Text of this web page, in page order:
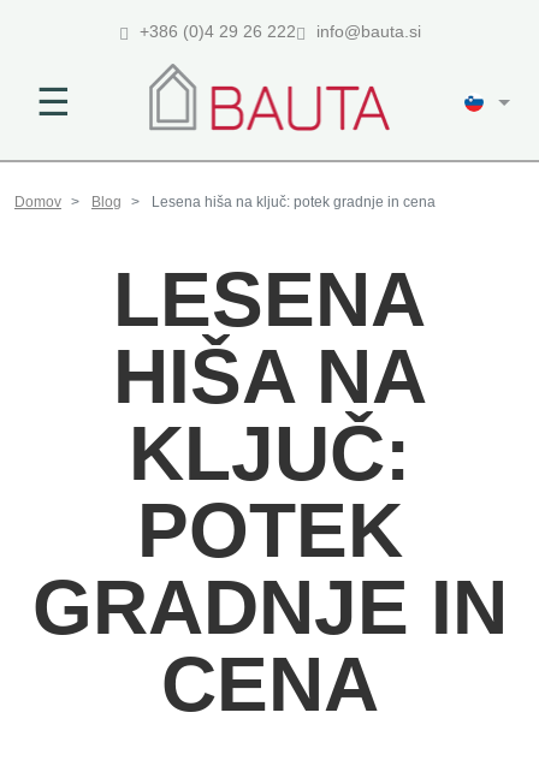
+386 (0)4 29 26 222 info@bauta.si
☰
Domov Blog Lesena hiša na ključ: potek gradnje in cena
LESENA
HIŠA NA
KLJUČ:
POTEK
GRADNJE IN
CENA